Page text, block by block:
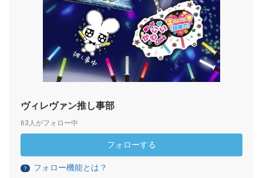
ヴィレヴァン推し事部
63人がフォロー中
フォローする
？ フォロー機能とは？